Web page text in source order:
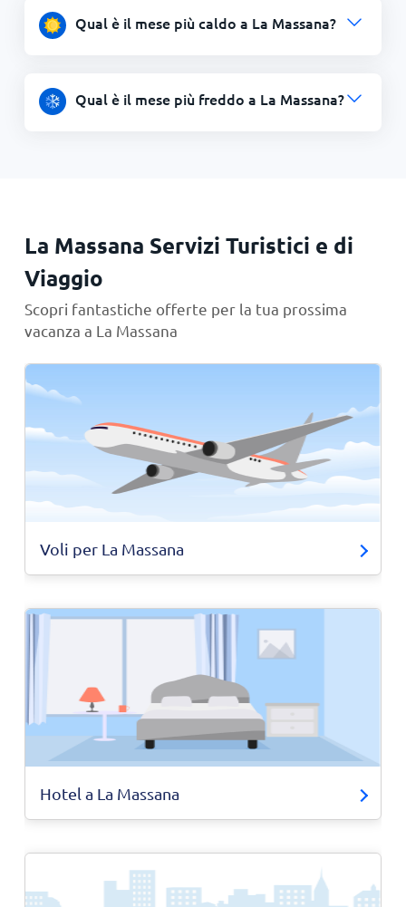
Qual è il mese più caldo a La Massana?
Qual è il mese più freddo a La Massana?
La Massana Servizi Turistici e di
Viaggio
Scopri fantastiche offerte per la tua prossima
vacanza a La Massana
Voli per La Massana
Hotel a La Massana